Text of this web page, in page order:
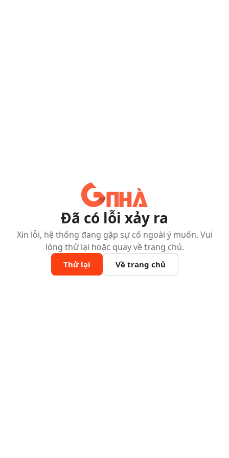
Đã có lỗi xảy ra
Xin lỗi, hệ thống đang gặp sự cố ngoài ý muốn. Vui
lòng thử lại hoặc quay về trang chủ.
Thử lại Về trang chủ